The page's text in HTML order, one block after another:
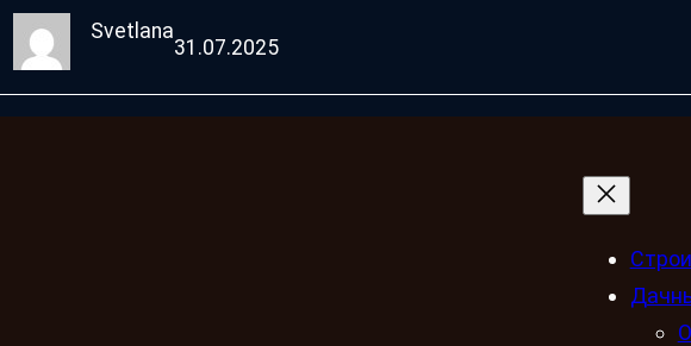
Svetlana
31.07.2025